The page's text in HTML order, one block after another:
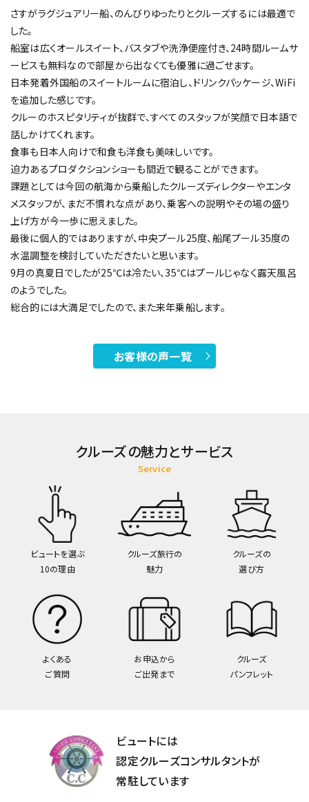
さすがラグジュアリー船、のんびりゆったりとクルーズするには最適で
した。
船室は広くオールスイート、バスタブや洗浄便座付き、24時間ルームサ
ービスも無料なので部屋から出なくても優雅に過ごせます。
日本発着外国船のスイートルームに宿泊し、ドリンクパッケージ、WiFi
を追加した感じです。
クルーのホスピタリティが抜群で、すべてのスタッフが笑顔で日本語で
話しかけてくれます。
食事も日本人向けで和食も洋食も美味しいです。
迫力あるプロダクションショーも間近で観ることができます。
課題としては今回の航海から乗船したクルーズディレクターやエンタ
メスタッフが、まだ不慣れな点があり、乗客への説明やその場の盛り
上げ方が今一歩に思えました。
最後に個人的ではありますが、中央プール25度、船尾プール35度の
水温調整を検討していただきたいと思います。
9月の真夏日でしたが25℃は冷たい、35℃はプールじゃなく露天風呂
のようでした。
総合的には大満足でしたので、また来年乗船します。
お客様の声一覧
クルーズの魅力とサービス
Service
ビュートを選ぶ
10の理由
クルーズ旅行の
魅力
クルーズの
選び方
よくある
ご質問
お申込から
ご出発まで
クルーズ
パンフレット
ビュートには
認定クルーズコンサルタントが
常駐しています